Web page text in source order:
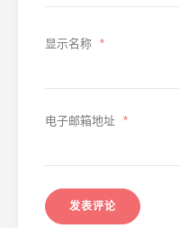
显示名称 *
电子邮箱地址 *